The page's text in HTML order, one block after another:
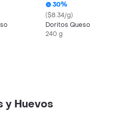
30%
($8.34/g)
Doritos Queso
240 g
y Huevos